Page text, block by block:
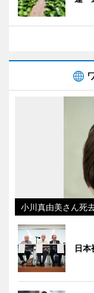
小川真由美さん死
日本